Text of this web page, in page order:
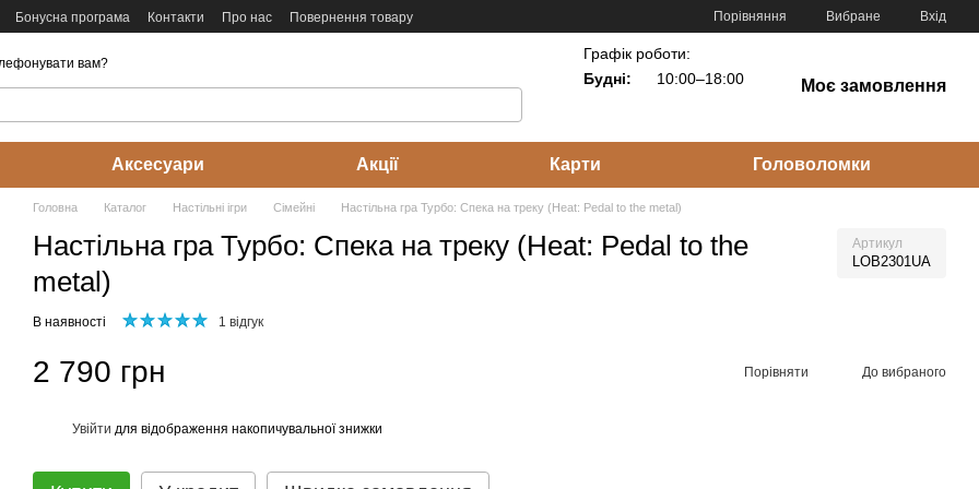
Бонусна програма Контакти Про нас
Повернення товару
Порівняння Вибране Вхід
вам?
Графік роботи:
Будні:
10:00–18:00 Моє замовлення
Аксесуари Акції Карти Головоломки
Головна Каталог Настільні ігри Cімейні Настільна гра Турбо: Спека на треку (Heat: Pedal to the metal)
Настільна гра Турбо: Спека на треку (Heat: Pedal to the
metal)
Артикул
LOB2301UA
В наявності 1 відгук
2 790 грн Порівняти До вибраного
Увійти для відображення накопичувальної знижки